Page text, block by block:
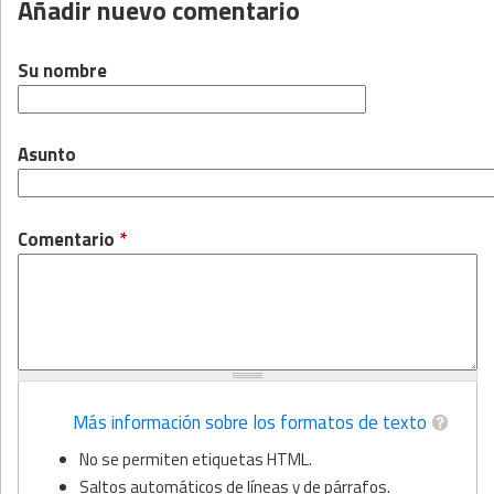
Añadir nuevo comentario
Su nombre
Asunto
Comentario *
Más información sobre los formatos de texto
No se permiten etiquetas HTML.
Saltos automáticos de líneas y de párrafos.